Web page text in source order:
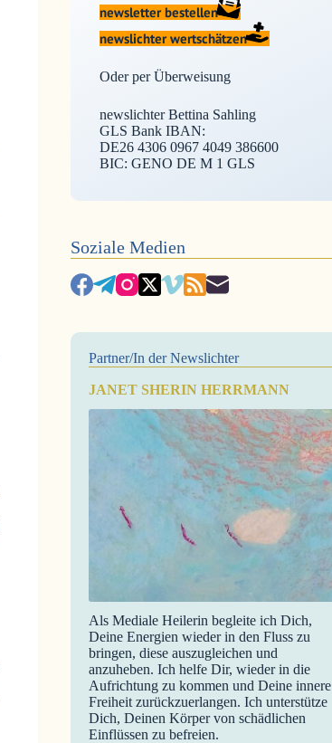
newsletter bestellen
newslichter wertschätzen
Oder per Überweisung
newslichter Bettina Sahling
GLS Bank IBAN:
DE26 4306 0967 4049 386600
BIC: GENO DE M 1 GLS
Soziale Medien
Partner/In der Newslichter
JANET SHERIN HERRMANN
Als Mediale Heilerin begleite ich Dich,
Deine Energien wieder in den Fluss zu
bringen, diese auszugleichen und
anzuheben. Ich helfe Dir, wieder in die
Aufrichtung zu kommen und Deine innere
Freiheit zurückzuerlangen. Ich unterstütze
Dich, Deinen Körper von schädlichen
Einflüssen zu befreien.